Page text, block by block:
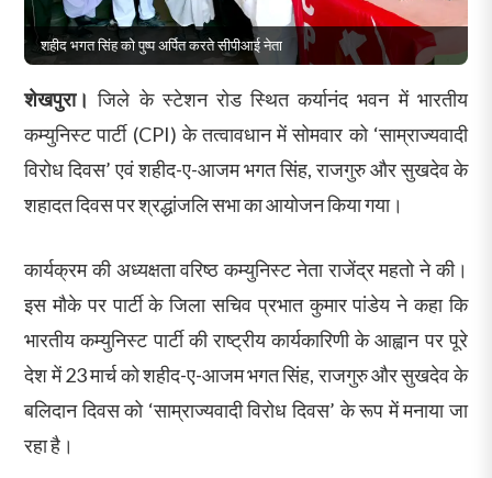
शहीद भगत सिंह को पुष्प अर्पित करते सीपीआई नेता
शेखपुरा। जिले के स्टेशन रोड स्थित कर्यानंद भवन में भारतीय
कम्युनिस्ट पार्टी (CPI) के तत्वावधान में सोमवार को ‘साम्राज्यवादी
विरोध दिवस’ एवं शहीद-ए-आजम भगत सिंह, राजगुरु और सुखदेव के
शहादत दिवस पर श्रद्धांजलि सभा का आयोजन किया गया।
कार्यक्रम की अध्यक्षता वरिष्ठ कम्युनिस्ट नेता राजेंद्र महतो ने की।
इस मौके पर पार्टी के जिला सचिव प्रभात कुमार पांडेय ने कहा कि
भारतीय कम्युनिस्ट पार्टी की राष्ट्रीय कार्यकारिणी के आह्वान पर पूरे
देश में 23 मार्च को शहीद-ए-आजम भगत सिंह, राजगुरु और सुखदेव के
बलिदान दिवस को ‘साम्राज्यवादी विरोध दिवस’ के रूप में मनाया जा
रहा है।